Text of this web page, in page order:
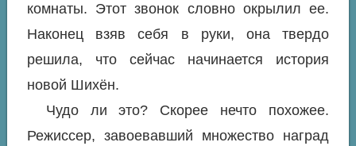
комнаты. Этот звонок словно окрылил ее.
Наконец взяв себя в руки, она твердо
решила, что сейчас начинается история
новой Шихён.
Чудо ли это? Скорее нечто похожее.
Режиссер, завоевавший множество наград